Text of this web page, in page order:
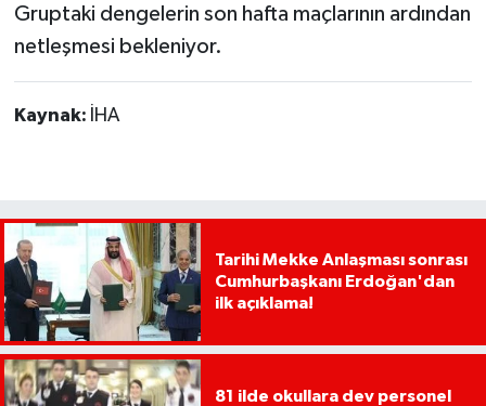
Gruptaki dengelerin son hafta maçlarının ardından
netleşmesi bekleniyor.
Kaynak: İHA
Tarihi Mekke Anlaşması sonrası
Cumhurbaşkanı Erdoğan'dan
ilk açıklama!
81 ilde okullara dev personel